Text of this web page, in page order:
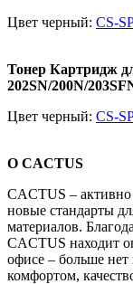
Цвет черный: CS-
Тонер Картридж
202SN/200N/
Цвет черный: CS-
О CACTUS
CACTUS –
новые стандарты
материалов.
CACTUS находит
офисе – больше
комфортом,